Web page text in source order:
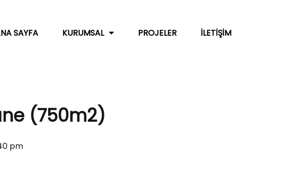
SAYFA KURUMSAL PROJELER İLETIŞIM
(750m2)
pm